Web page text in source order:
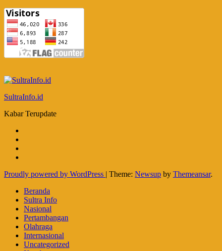
SultraInfo.id
Kabar Terupdate
Proudly powered by WordPress | Theme: Newsup by Themeansar.
Beranda
Sultra Info
Nasional
Pertambangan
Olahraga
Internasional
Uncategorized